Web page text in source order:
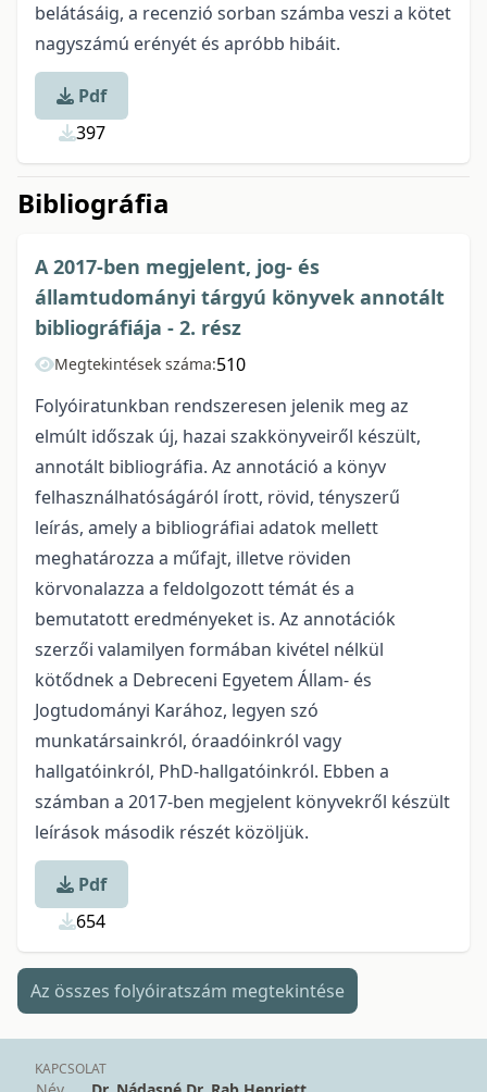
belátásáig, a recenzió sorban számba veszi a kötet
nagyszámú erényét és apróbb hibáit.
Pdf
397
Bibliográfia
A 2017-ben megjelent, jog- és
államtudományi tárgyú könyvek annotált
bibliográfiája - 2. rész
Megtekintések száma:510
Folyóiratunkban rendszeresen jelenik meg az
elmúlt időszak új, hazai szakkönyveiről készült,
annotált bibliográfia. Az annotáció a könyv
felhasználhatóságáról írott, rövid, tényszerű
leírás, amely a bibliográfiai adatok mellett
meghatározza a műfajt, illetve röviden
körvonalazza a feldolgozott témát és a
bemutatott eredményeket is. Az annotációk
szerzői valamilyen formában kivétel nélkül
kötődnek a Debreceni Egyetem Állam- és
Jogtudományi Karához, legyen szó
munkatársainkról, óraadóinkról vagy
hallgatóinkról, PhD-hallgatóinkról. Ebben a
számban a 2017-ben megjelent könyvekről készült
leírások második részét közöljük.
Pdf
654
Az összes folyóiratszám megtekintése
KAPCSOLAT